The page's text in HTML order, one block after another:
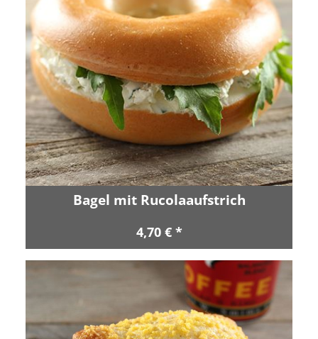
Bagel mit Rucolaaufstrich
4,70 € *